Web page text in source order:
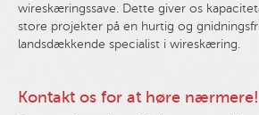
wireskæringssave. Dette giver os
store projekter på en hurtig og
landsdækkende specialist i wireskæring.
Kontakt os for at høre nærmere!